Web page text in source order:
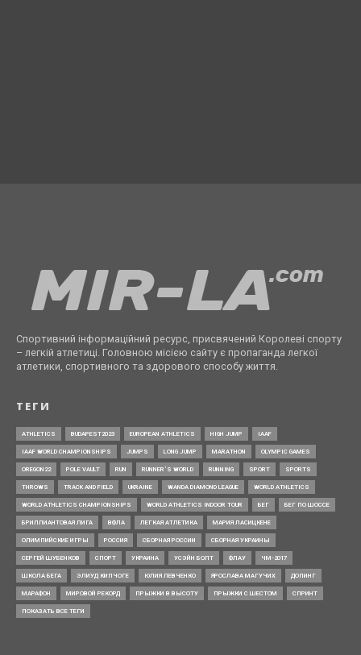
Спортивний інформаційний ресурс, присвячений Королеві спорту
– легкій атлетиці. Головною місією сайту є пропаганда легкої
атлетики, спортивного та здорового способу життя.
ТЕГИ
ATHLETICS BUDAPEST2023 EUROPEAN ATHLETICS HIGH JUMP IAAF
IAAF WORLD CHAMPIONSHIPS JUMPS LONG JUMP MARATHON OLYMPIC GAMES
OREGON22 POLE VAULT RUN RUNNER’S WORLD RUNNING SPORT SPORTS
THROWS TRACK AND FIELD UKRAINE WANDA DIAMOND LEAGUE WORLD ATHLETICS
WORLD ATHLETICS CHAMPIONSHIPS WORLD ATHLETICS INDOOR TOUR БЕГ БЕГ ПО ШОССЕ
БРИЛЛИАНТОВАЯ ЛИГА ВФЛА ЛЕГКАЯ АТЛЕТИКА МАРИЯ ЛАСИЦКЕНЕ
ОЛИМПИЙСКИЕ ИГРЫ РОССИЯ СБОРНАЯ РОССИИ СБОРНАЯ УКРАИНЫ
СЕРГЕЙ ШУБЕНКОВ СПОРТ УКРАИНА УСЭЙН БОЛТ ФЛАУ ЧМ-2017
ШКОЛА БЕГА ЭЛИУД КИПЧОГЕ ЮЛИЯ ЛЕВЧЕНКО ЯРОСЛАВА МАГУЧИХ ДОПИНГ
МАРАФОН МИРОВОЙ РЕКОРД ПРЫЖКИ В ВЫСОТУ ПРЫЖКИ С ШЕСТОМ СПРИНТ
ПОКАЗАТЬ ВСЕ ТЕГИ